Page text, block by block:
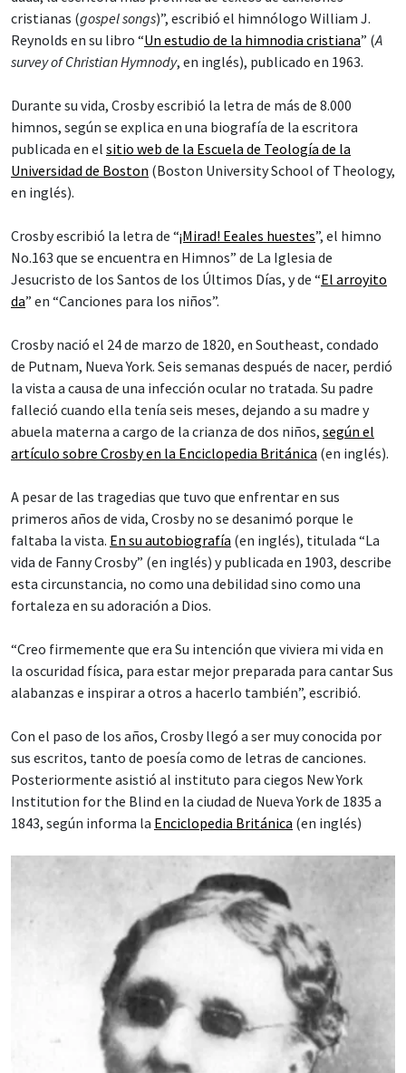
cristianas (gospel songs)”, escribió el himnólogo William J.
Reynolds en su libro “Un estudio de la himnodia cristiana” (A
survey of Christian Hymnody, en inglés), publicado en 1963.
Durante su vida, Crosby escribió la letra de más de 8.000
himnos, según se explica en una biografía de la escritora
publicada en el sitio web de la Escuela de Teología de la
Universidad de Boston (Boston University School of Theology,
en inglés).
Crosby escribió la letra de “¡Mirad! Eeales huestes”, el himno
No.163 que se encuentra en Himnos” de La Iglesia de
Jesucristo de los Santos de los Últimos Días, y de “El arroyito
da” en “Canciones para los niños”.
Crosby nació el 24 de marzo de 1820, en Southeast, condado
de Putnam, Nueva York. Seis semanas después de nacer, perdió
la vista a causa de una infección ocular no tratada. Su padre
falleció cuando ella tenía seis meses, dejando a su madre y
abuela materna a cargo de la crianza de dos niños, según el
artículo sobre Crosby en la Enciclopedia Británica (en inglés).
A pesar de las tragedias que tuvo que enfrentar en sus
primeros años de vida, Crosby no se desanimó porque le
faltaba la vista. En su autobiografía (en inglés), titulada “La
vida de Fanny Crosby” (en inglés) y publicada en 1903, describe
esta circunstancia, no como una debilidad sino como una
fortaleza en su adoración a Dios.
“Creo firmemente que era Su intención que viviera mi vida en
la oscuridad física, para estar mejor preparada para cantar Sus
alabanzas e inspirar a otros a hacerlo también”, escribió.
Con el paso de los años, Crosby llegó a ser muy conocida por
sus escritos, tanto de poesía como de letras de canciones.
Posteriormente asistió al instituto para ciegos New York
Institution for the Blind en la ciudad de Nueva York de 1835 a
1843, según informa la Enciclopedia Británica (en inglés)